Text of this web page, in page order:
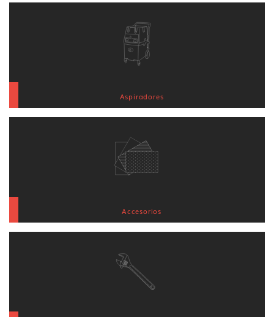
Aspiradores
Accesorios